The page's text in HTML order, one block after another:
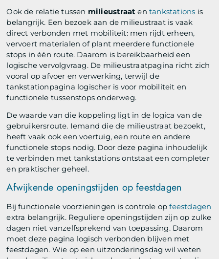
Ook de relatie tussen milieustraat entankstations is
belangrijk. Een bezoek aan de milieustraat is vaak
direct verbonden met mobiliteit: men rijdt erheen,
vervoert materialen of plant meerdere functionele
stops in één route. Daarom is bereikbaarheid een
logische vervolgvraag. De milieustraatpagina richt zich
vooral op afvoer en verwerking, terwijl de
tankstationpagina logischer is voor mobiliteit en
functionele tussenstops onderweg.
De waarde van die koppeling ligt in de logica van de
gebruikersroute. Iemand die de milieustraat bezoekt,
heeft vaak ook een voertuig, een route en andere
functionele stops nodig. Door deze pagina inhoudelijk
te verbinden met tankstations ontstaat een completer
en praktischer geheel.
Afwijkende openingstijden op feestdagen
Bij functionele voorzieningen is controle opfeestdagen
extra belangrijk. Reguliere openingstijden zijn op zulke
dagen niet vanzelfsprekend van toepassing. Daarom
moet deze pagina logisch verbonden blijven met
feestdagen. Wie op een uitzonderingsdag wil weten